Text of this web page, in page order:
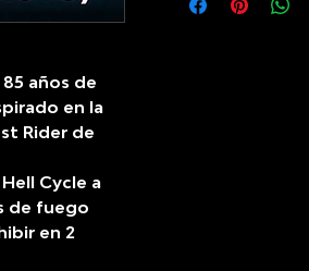
85 años de
en la
Rider de
Cycle a
de fuego
en 2